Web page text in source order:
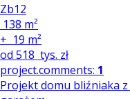
Zb12
138 m²
+ 19 m²
od 518 tys. zł
project.comments: 1
Projekt domu bliźniaka